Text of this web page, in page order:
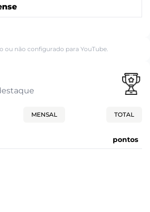
ou não configurado para YouTube.
MENSAL TOTAL
pontos